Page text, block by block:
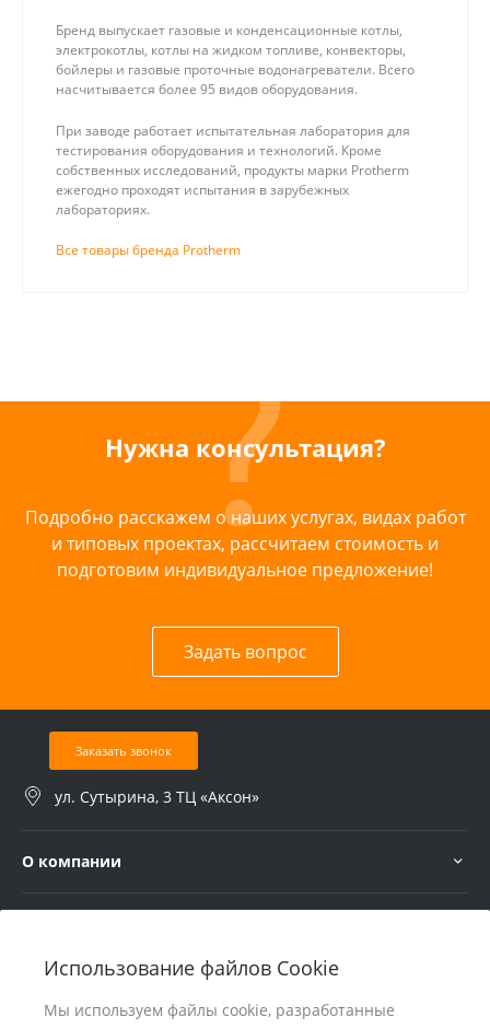
Использование файлов Cookie
Мы используем файлы cookie, разработанные
Бренд выпускает газовые и конденсационные котлы,
электрокотлы, котлы на жидком топливе, конвекторы,
бойлеры и газовые проточные водонагреватели. Всего
насчитывается более 95 видов оборудования.
При заводе работает испытательная лаборатория для
тестирования оборудования и технологий. Кроме
собственных исследований, продукты марки Protherm
ежегодно проходят испытания в зарубежных
лабораториях.
Все товары бренда Protherm
Нужна консультация?
Подробно расскажем о наших услугах, видах работ
и типовых проектах, рассчитаем стоимость и
подготовим индивидуальное предложение!
Задать вопрос
Заказать звонок
ул. Сутырина, 3 ТЦ «Аксон»
О компании